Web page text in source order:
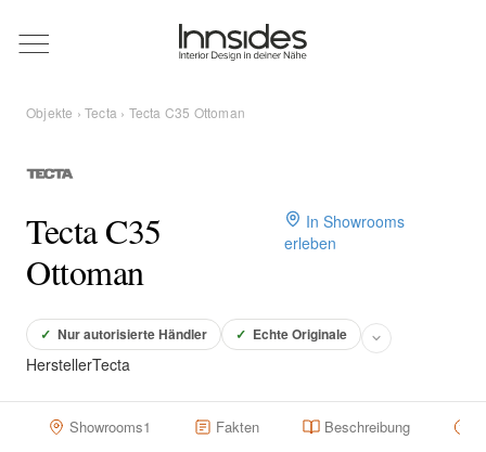
Magazin
Showrooms
Über uns
Objekte ›Tecta › Tecta C35 Ottoman
Tecta C35
Ottoman
In Showrooms
erleben
✓ Nur autorisierte Händler ✓ Echte Originale
HerstellerTecta
Showrooms1 Fakten Beschreibung